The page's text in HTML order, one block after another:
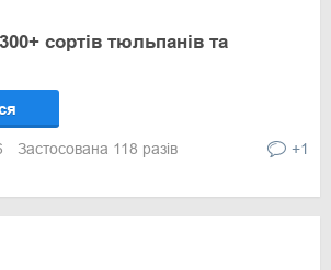
сортів тюльпанів та
Застосована 118 разів +1